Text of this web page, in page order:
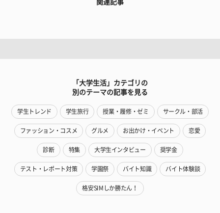
関連記事
「大学生活」カテゴリの
別のテーマの記事を見る
学生トレンド 学生旅行 授業・履修・ゼミ サークル・部活
ファッション・コスメ グルメ お出かけ・イベント 恋愛
診断 特集 大学生インタビュー 奨学金
テスト・レポート対策 学園祭 バイト知識 バイト体験談
格安SIMしか勝たん！